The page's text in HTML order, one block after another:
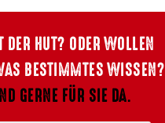
DER HUT? ODER WOLLEN
BESTIMMTES WISSEN?
GERNE FÜR SIE DA.